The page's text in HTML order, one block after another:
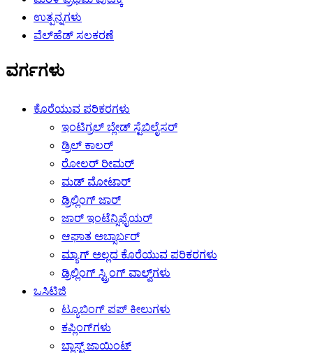
ಉತ್ಪನ್ನಗಳು
ವೆಲ್‌ಹೆಡ್ ಸಲಕರಣೆ
ವರ್ಗಗಳು
ಕೊರೆಯುವ ಪರಿಕರಗಳು
ಇಂಟಿಗ್ರಲ್ ಬ್ಲೇಡ್ ಸ್ಟೆಬಿಲೈಸರ್
ಡ್ರಿಲ್ ಕಾಲರ್
ರೋಲರ್ ರೀಮರ್
ಮಡ್ ಮೋಟಾರ್
ಡ್ರಿಲ್ಲಿಂಗ್ ಜಾರ್
ಜಾರ್ ಇಂಟೆನ್ಸಿಫೈಯರ್
ಆಘಾತ ಅಬ್ಸಾರ್ಬರ್
ಮ್ಯಾಗ್ ಅಲ್ಲದ ಕೊರೆಯುವ ಪರಿಕರಗಳು
ಡ್ರಿಲ್ಲಿಂಗ್ ಸ್ಟ್ರಿಂಗ್ ವಾಲ್ವ್‌ಗಳು
ಒಸಿಟಿಜಿ
ಟ್ಯೂಬಿಂಗ್ ಪಪ್ ಕೀಲುಗಳು
ಕಪ್ಲಿಂಗ್‌ಗಳು
ಬ್ಲಾಸ್ಟ್ ಜಾಯಿಂಟ್